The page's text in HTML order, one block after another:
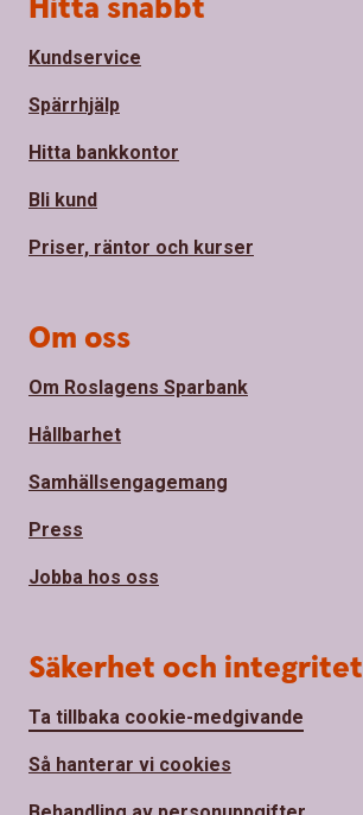
Hitta snabbt
Kundservice
Spärrhjälp
Hitta bankkontor
Bli kund
Priser, räntor och kurser
Om oss
Om Roslagens Sparbank
Hållbarhet
Samhällsengagemang
Press
Jobba hos oss
Säkerhet och integritet
Ta tillbaka cookie-medgivande
Så hanterar vi cookies